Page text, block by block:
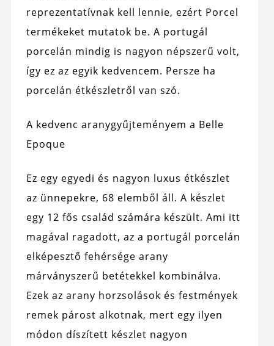
reprezentatívnak kell lennie, ezért Porcel
termékeket mutatok be. A portugál
porcelán mindig is nagyon népszerű volt,
így ez az egyik kedvencem. Persze ha
porcelán étkészletről van szó.
A kedvenc aranygyűjteményem a Belle
Epoque
Ez egy egyedi és nagyon luxus étkészlet
az ünnepekre, 68 elemből áll. A készlet
egy 12 fős család számára készült. Ami itt
magával ragadott, az a portugál porcelán
elképesztő fehérsége arany
márványszerű betétekkel kombinálva.
Ezek az arany horzsolások és festmények
remek párost alkotnak, mert egy ilyen
módon díszített készlet nagyon